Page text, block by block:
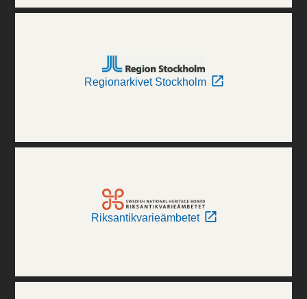
Regionarkivet Stockholm
Riksantikvarieämbetet